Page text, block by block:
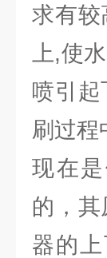
求有较
上,使
喷引
刷过程
现在
的，
器的